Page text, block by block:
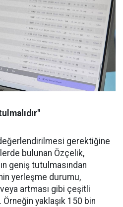
gerektiğine
bulunan Özçelik,
geniş tutulmasından
yerleşme durumu,
artması gibi çeşitli
yaklaşık 150 bin